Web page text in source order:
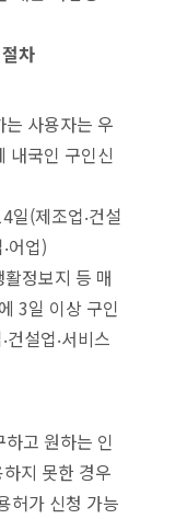
차
사용자는 우
내국인 구인신
(제조업‧건설
어업)
정보지 등 매
3일 이상 구인
설업‧서비스
고 원하는 인
지 못한 경우
허가 신청 가능